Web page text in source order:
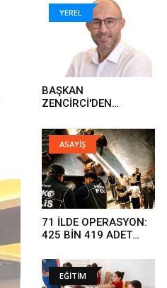
YEREL
BAŞKAN
ZENCİRCİ'DEN
ASAYİŞ
71 İLDE OPERASYON:
425 BİN 419 ADET
GEÇİRİLDİ, 844 KİŞİ
TUTUKLANDI..
EĞİTİM